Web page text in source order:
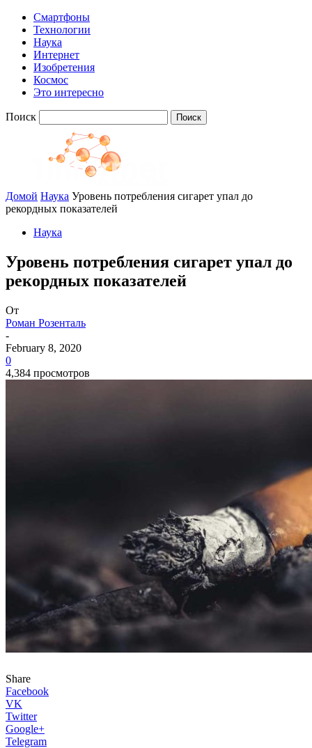
Смартфоны
Технологии
Наука
Интернет
Изобретения
Космос
Это интересно
Поиск
Домой Наука Уровень потребления сигарет упал до
рекордных показателей
Наука
Уровень потребления сигарет упал до
рекордных показателей
От
Роман Розенталь
-
February 8, 2020
0
4,384 просмотров
Share
Facebook
VK
Twitter
Google+
Telegram